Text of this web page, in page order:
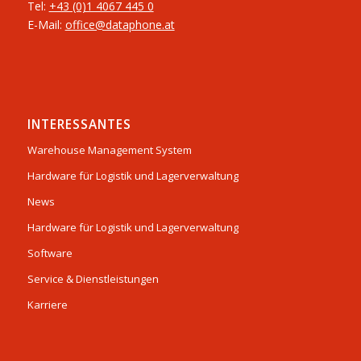
Tel: +43 (0)1 4067 445 0
E-Mail: office@dataphone.at
INTERESSANTES
Warehouse Management System
Hardware für Logistik und Lagerverwaltung
News
Hardware für Logistik und Lagerverwaltung
Software
Service & Dienstleistungen
Karriere